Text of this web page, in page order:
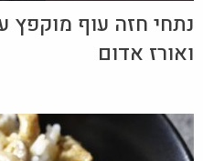
נתחי חזה עוף מוקפץ
ואורז אדום